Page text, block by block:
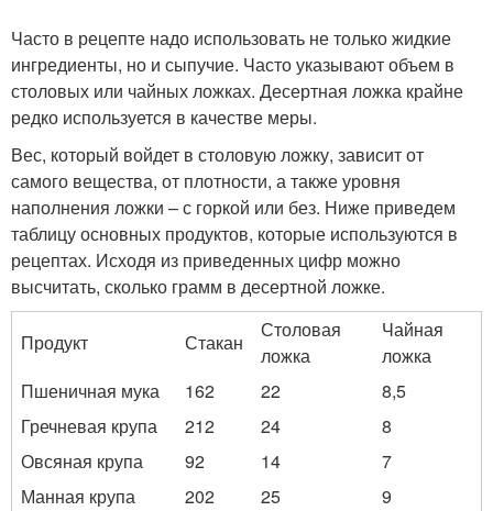
Часто в рецепте надо использовать не только жидкие
ингредиенты, но и сыпучие. Часто указывают объем в
столовых или чайных ложках. Десертная ложка крайне
редко используется в качестве меры.
Вес, который войдет в столовую ложку, зависит от
самого вещества, от плотности, а также уровня
наполнения ложки – с горкой или без. Ниже приведем
таблицу основных продуктов, которые используются в
рецептах. Исходя из приведенных цифр можно
высчитать, сколько грамм в десертной ложке.
Продукт Стакан
Столовая
ложка
Чайная
ложка
Пшеничная мука
162 22
8,5
Гречневая крупа
212 24
8
Овсяная крупа
92 14
7
Манная крупа
202 25
9